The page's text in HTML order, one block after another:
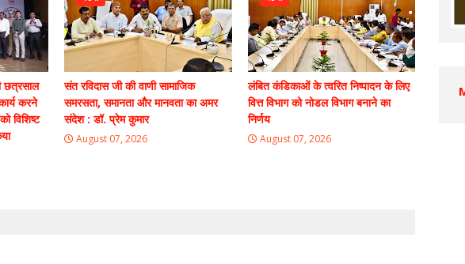
छत्रसाल
करने
विशिष्ट
संत रविदास जी की वाणी सामाजिक
समरसता, समानता और मानवता का अमर
संदेश : डॉ. प्रेम कुमार
August 07, 2026
लंबित कंडिकाओं के त्वरित निष्पादन के लिए
वित्त विभाग को नोडल विभाग बनाने का
निर्णय
August 07, 2026